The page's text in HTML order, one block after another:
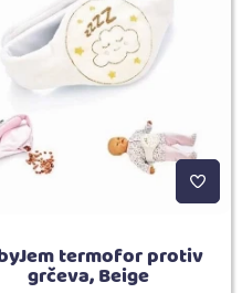
termofor protiv
grčeva, Beige